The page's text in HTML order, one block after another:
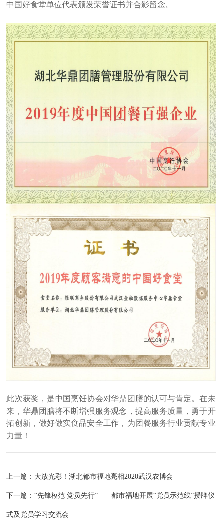
中国好食堂单位代表颁发荣誉证书并合影留念。
此次获奖，是中国烹饪协会对华鼎团膳的认可与肯定。在未
来，华鼎团膳将不断增强服务观念，提高服务质量，勇于开
拓创新，做好做实食品安全工作，为团餐服务行业贡献专业
力量！
上一篇： 大放光彩！湖北都市福地亮相2020武汉农博会
下一篇：“先锋模范 党员先行”——都市福地开展“党员示范线”授牌仪
式及党员学习交流会